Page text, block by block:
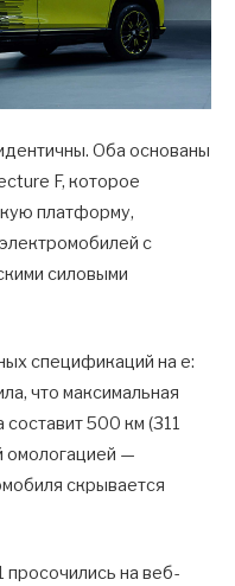
Оба основаны
F, которое
платформу,
с
силовыми
спецификаций на e:
что максимальная
500 км (311
омологацией —
скрывается
на веб-